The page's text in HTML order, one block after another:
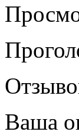
Ваша